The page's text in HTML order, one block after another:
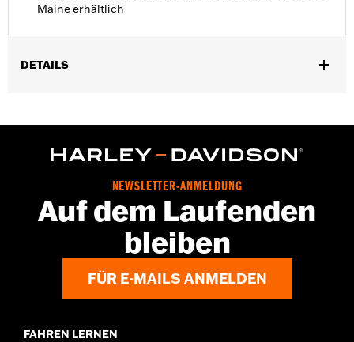
Maine erhältlich
DETAILS
Funktionsmerkmale:Wasserdicht,Atmungsaktiv,Versiegelte
Zwei-Wege-FrontreiÃŸverschluss,ReiÃŸverschlusstaschen
ReiÃŸverschluss innen,Reflektierend,Mit Kapuze
Jacket Style:Moto
Shop To Be:
NEWSLETTER-ANMELDUNG
Auf dem Laufenden
bleiben
FÜR E-MAILS ANMELDEN
FAHREN LERNEN